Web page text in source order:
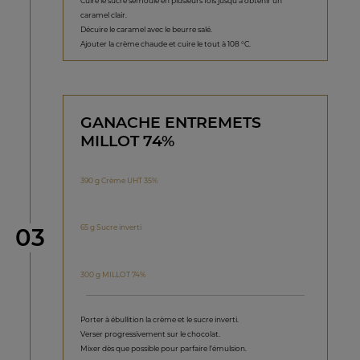
caramel clair.
Décuire le caramel avec le beurre salé.
Ajouter la crème chaude et cuire le tout à 108 °C.
étape
03
GANACHE ENTREMETS
MILLOT 74%
390 g Crème UHT 35%
65 g Sucre inverti
300 g MILLOT 74%
Porter à ébullition la crème et le sucre inverti.
Verser progressivement sur le chocolat.
Mixer dès que possible pour parfaire l’émulsion.